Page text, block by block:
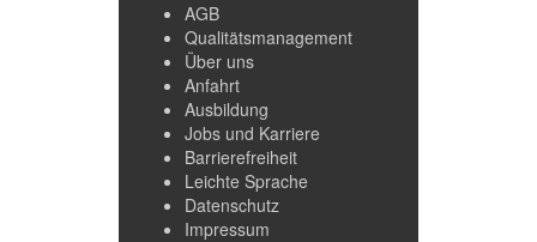
AGB
Qualitätsmanagement
Über uns
Anfahrt
Ausbildung
Jobs und Karriere
Barrierefreiheit
Leichte Sprache
Datenschutz
Impressum